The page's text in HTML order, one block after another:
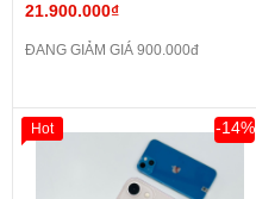
21.900.000₫
ĐANG GIẢM GIÁ 900.000đ
-14%
Hot